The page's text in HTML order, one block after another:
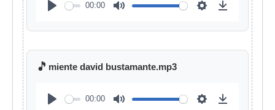
00:00
🎵 miente david bustamante.mp3
00:00